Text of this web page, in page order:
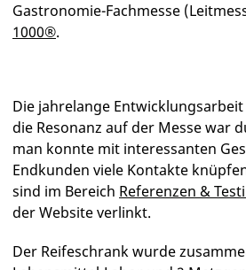
Gastronomie-Fachmesse
1000®.
Die jahrelange
die Resonanz auf der Messe war
man konnte mit interessanten
Endkunden viele Kontakte
sind im Bereich Referenzen &
der Website verlinkt.
Der Reifeschrank wurde